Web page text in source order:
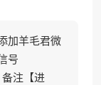
加羊毛君微
号
备注【进